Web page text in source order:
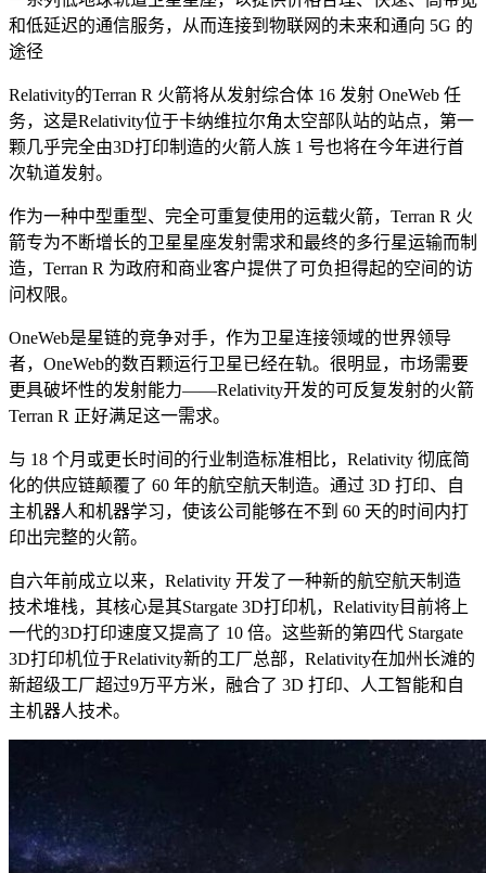
和低延迟的通信服务，从而连接到物联网的未来和通向 5G 的
途径
Relativity的Terran R 火箭将从发射综合体 16 发射 OneWeb 任
务，这是Relativity位于卡纳维拉尔角太空部队站的站点，第一
颗几乎完全由3D打印制造的火箭人族 1 号也将在今年进行首
次轨道发射。
作为一种中型重型、完全可重复使用的运载火箭，Terran R 火
箭专为不断增长的卫星星座发射需求和最终的多行星运输而制
造，Terran R 为政府和商业客户提供了可负担得起的空间的访
问权限。
OneWeb是星链的竞争对手，作为卫星连接领域的世界领导
者，OneWeb的数百颗运行卫星已经在轨。很明显，市场需要
更具破坏性的发射能力——Relativity开发的可反复发射的火箭
Terran R 正好满足这一需求。
与 18 个月或更长时间的行业制造标准相比，Relativity 彻底简
化的供应链颠覆了 60 年的航空航天制造。通过 3D 打印、自
主机器人和机器学习，使该公司能够在不到 60 天的时间内打
印出完整的火箭。
自六年前成立以来，Relativity 开发了一种新的航空航天制造
技术堆栈，其核心是其Stargate 3D打印机，Relativity目前将上
一代的3D打印速度又提高了 10 倍。这些新的第四代 Stargate
3D打印机位于Relativity新的工厂总部，Relativity在加州长滩的
新超级工厂超过9万平方米，融合了 3D 打印、人工智能和自
主机器人技术。